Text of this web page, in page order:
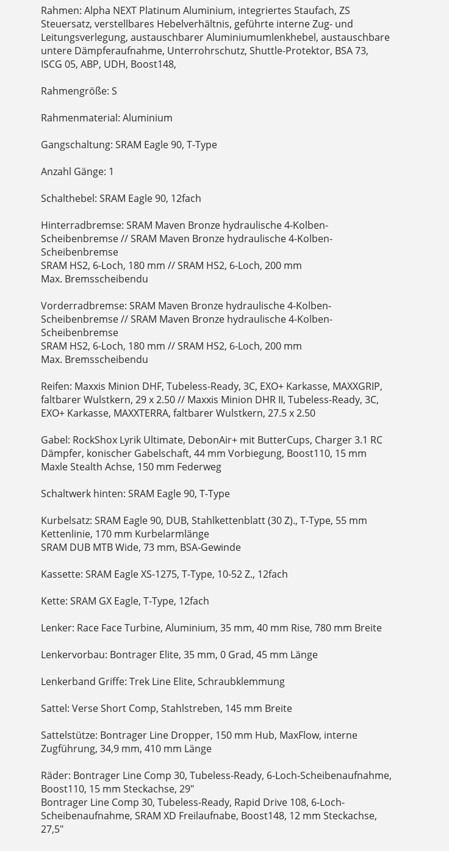
Rahmen: Alpha NEXT Platinum Aluminium, integriertes Staufach, ZS
Steuersatz, verstellbares Hebelverhältnis, geführte interne Zug- und
Leitungsverlegung, austauschbarer Aluminiumumlenkhebel, austauschbare
untere Dämpferaufnahme, Unterrohrschutz, Shuttle-Protektor, BSA 73,
ISCG 05, ABP, UDH, Boost148,
Rahmengröße: S
Rahmenmaterial: Aluminium
Gangschaltung: SRAM Eagle 90, T-Type
Anzahl Gänge: 1
Schalthebel: SRAM Eagle 90, 12fach
Hinterradbremse: SRAM Maven Bronze hydraulische 4-Kolben-
Scheibenbremse // SRAM Maven Bronze hydraulische 4-Kolben-
Scheibenbremse
SRAM HS2, 6-Loch, 180 mm // SRAM HS2, 6-Loch, 200 mm
Max. Bremsscheibendu
Vorderradbremse: SRAM Maven Bronze hydraulische 4-Kolben-
Scheibenbremse // SRAM Maven Bronze hydraulische 4-Kolben-
Scheibenbremse
SRAM HS2, 6-Loch, 180 mm // SRAM HS2, 6-Loch, 200 mm
Max. Bremsscheibendu
Reifen: Maxxis Minion DHF, Tubeless-Ready, 3C, EXO+ Karkasse, MAXXGRIP,
faltbarer Wulstkern, 29 x 2.50 // Maxxis Minion DHR II, Tubeless-Ready, 3C,
EXO+ Karkasse, MAXXTERRA, faltbarer Wulstkern, 27.5 x 2.50
Gabel: RockShox Lyrik Ultimate, DebonAir+ mit ButterCups, Charger 3.1 RC
Dämpfer, konischer Gabelschaft, 44 mm Vorbiegung, Boost110, 15 mm
Maxle Stealth Achse, 150 mm Federweg
Schaltwerk hinten: SRAM Eagle 90, T-Type
Kurbelsatz: SRAM Eagle 90, DUB, Stahlkettenblatt (30 Z)., T-Type, 55 mm
Kettenlinie, 170 mm Kurbelarmlänge
SRAM DUB MTB Wide, 73 mm, BSA-Gewinde
Kassette: SRAM Eagle XS-1275, T-Type, 10-52 Z., 12fach
Kette: SRAM GX Eagle, T-Type, 12fach
Lenker: Race Face Turbine, Aluminium, 35 mm, 40 mm Rise, 780 mm Breite
Lenkervorbau: Bontrager Elite, 35 mm, 0 Grad, 45 mm Länge
Lenkerband Griffe: Trek Line Elite, Schraubklemmung
Sattel: Verse Short Comp, Stahlstreben, 145 mm Breite
Sattelstütze: Bontrager Line Dropper, 150 mm Hub, MaxFlow, interne
Zugführung, 34,9 mm, 410 mm Länge
Räder: Bontrager Line Comp 30, Tubeless-Ready, 6-Loch-Scheibenaufnahme,
Boost110, 15 mm Steckachse, 29"
Bontrager Line Comp 30, Tubeless-Ready, Rapid Drive 108, 6-Loch-
Scheibenaufnahme, SRAM XD Freilaufnabe, Boost148, 12 mm Steckachse,
27,5"